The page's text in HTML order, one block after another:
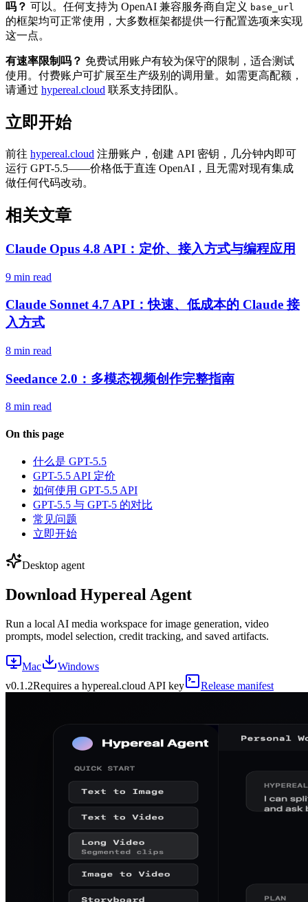
吗？ 可以。任何支持为 OpenAI 兼容服务商自定义 base_url
的框架均可正常使用，大多数框架都提供一行配置选项来实现
这一点。
有速率限制吗？ 免费试用账户有较为保守的限制，适合测试
使用。付费账户可扩展至生产级别的调用量。如需更高配额，
请通过 hypereal.cloud 联系支持团队。
立即开始
前往 hypereal.cloud 注册账户，创建 API 密钥，几分钟内即可
运行 GPT-5.5——价格低于直连 OpenAI，且无需对现有集成
做任何代码改动。
相关文章
Claude Opus 4.8 API：定价、接入方式与编程应用
9 min read
Claude Sonnet 4.7 API：快速、低成本的 Claude 接
入方式
8 min read
Seedance 2.0：多模态视频创作完整指南
8 min read
On this page
什么是 GPT-5.5
GPT-5.5 API 定价
如何使用 GPT-5.5 API
GPT-5.5 与 GPT-5 的对比
常见问题
立即开始
Desktop agent
Download Hypereal Agent
Run a local AI media workspace for image generation, video
prompts, model selection, credit tracking, and saved artifacts.
Mac
Windows
v0.1.2Requires a hypereal.cloud API key Release manifest